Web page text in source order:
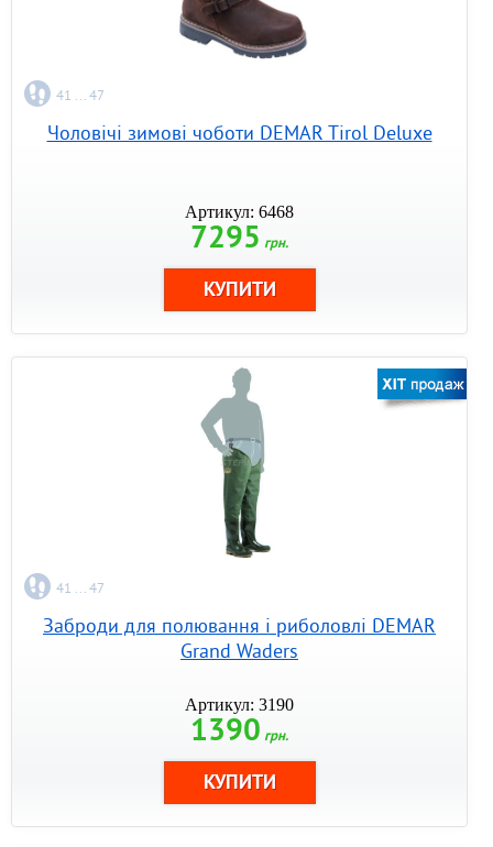
41 ... 47
Чоловічі зимові чоботи DEMAR Tirol Deluxe
Артикул: 6468
7295 грн.
41 ... 47
Заброди для полювання і риболовлі DEMAR
Grand Waders
Артикул: 3190
1390 грн.